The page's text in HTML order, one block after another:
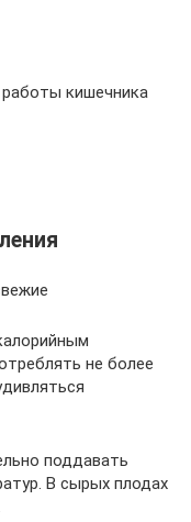
кишечника
не более
поддавать
В сырых плодах